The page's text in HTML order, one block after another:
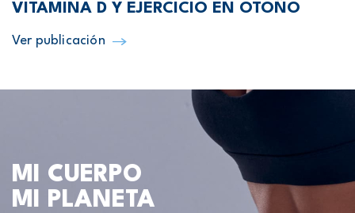
VITAMINA D Y EJERCICIO EN OTOÑO
Ver publicación
MI CUERPO
MI PLANETA